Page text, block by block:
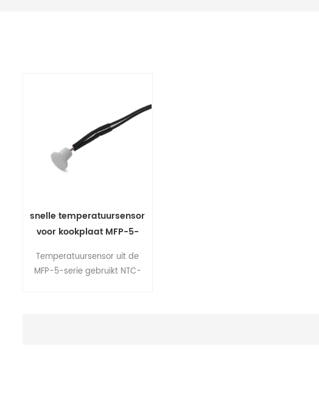
snelle temperatuursensor
voor kookplaat MFP-5-
Temperatuursensor uit de
MFP-5-serie gebruikt NTC-